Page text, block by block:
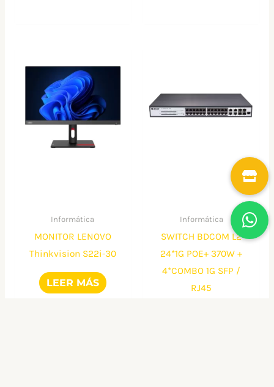
Informática
MONITOR LENOVO
Thinkvision S22i-30
LEER MÁS
Informática
SWITCH BDCOM L2
24*1G POE+ 370W +
4*COMBO 1G SFP /
RJ45